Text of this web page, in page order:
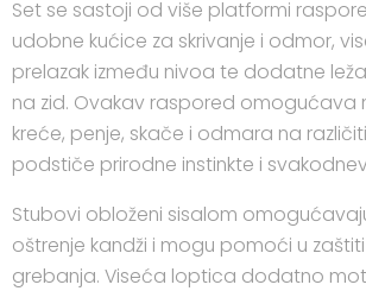
Set se sastoji od više platformi
udobne kućice za skrivanje i odmor,
prelazak između nivoa te dodatne
na zid. Ovakav raspored omogućava
kreće, penje, skače i odmara na
podstiče prirodne instinkte i
Stubovi obloženi sisalom
oštrenje kandži i mogu pomoći u
grebanja. Viseća loptica dodatno